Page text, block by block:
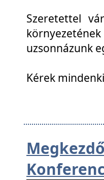
Szeretettel
uzsonnázunk
Kérek